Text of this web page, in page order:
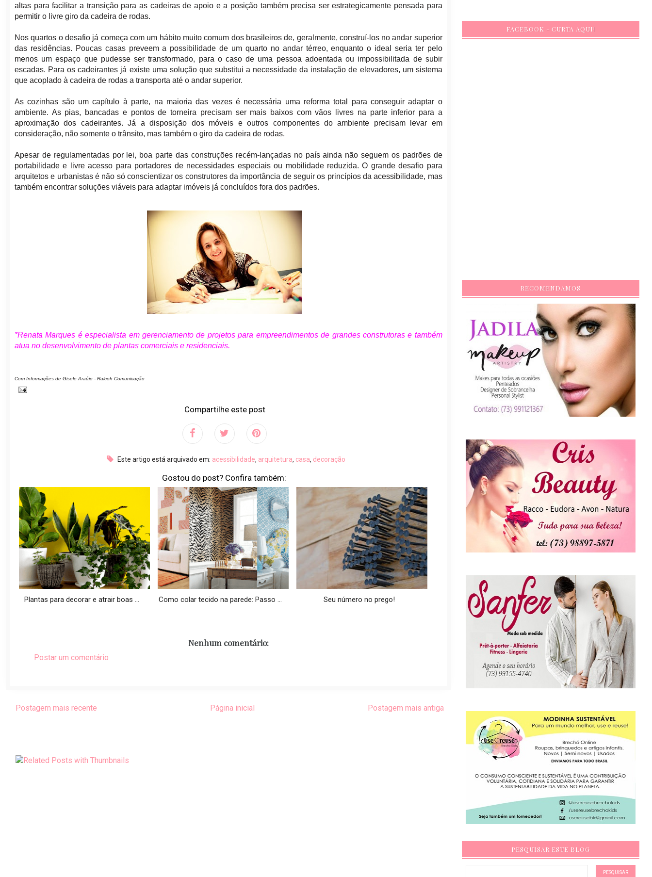
altas para facilitar a transição para as cadeiras de apoio e a posição também precisa ser estrategicamente pensada para
permitir o livre giro da cadeira de rodas.
Nos quartos o desafio já começa com um hábito muito comum dos brasileiros de, geralmente, construí-los no andar superior
das residências. Poucas casas preveem a possibilidade de um quarto no andar térreo, enquanto o ideal seria ter pelo
menos um espaço que pudesse ser transformado, para o caso de uma pessoa adoentada ou impossibilitada de subir
escadas. Para os cadeirantes já existe uma solução que substitui a necessidade da instalação de elevadores, um sistema
que acoplado à cadeira de rodas a transporta até o andar superior.
As cozinhas são um capítulo à parte, na maioria das vezes é necessária uma reforma total para conseguir adaptar o
ambiente. As pias, bancadas e pontos de torneira precisam ser mais baixos com vãos livres na parte inferior para a
aproximação dos cadeirantes. Já a disposição dos móveis e outros componentes do ambiente precisam levar em
consideração, não somente o trânsito, mas também o giro da cadeira de rodas.
Apesar de regulamentadas por lei, boa parte das construções recém-lançadas no país ainda não seguem os padrões de
portabilidade e livre acesso para portadores de necessidades especiais ou mobilidade reduzida. O grande desafio para
arquitetos e urbanistas é não só conscientizar os construtores da importância de seguir os princípios da acessibilidade, mas
também encontrar soluções viáveis para adaptar imóveis já concluídos fora dos padrões.
*Renata Marques é especialista em gerenciamento de projetos para empreendimentos de grandes construtoras e também
atua no desenvolvimento de plantas comerciais e residenciais.
Com Informações de Gisele Araújo - Ralcoh Comunicação
Compartilhe este post
Este artigo está arquivado em: acessibilidade, arquitetura, casa, decoração
Gostou do post? Confira também:
Plantas para decorar e atrair boas ... Como colar tecido na parede: Passo ... Seu número no prego!
Nenhum comentário:
Postar um comentário
Postagem mais recente Postagem mais antiga
Página inicial
FACEBOOK - CURTA AQUI!
RECOMENDAMOS
PESQUISAR ESTE BLOG